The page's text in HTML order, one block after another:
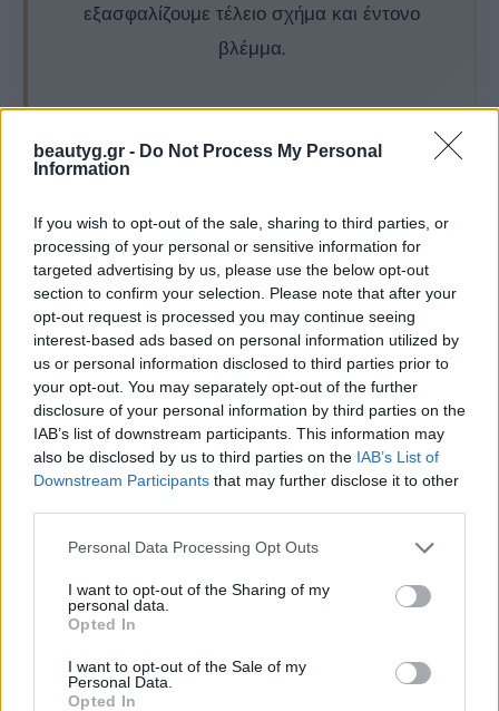
beautyg.gr - Do Not Process My Personal
Information
If you wish to opt-out of the sale, sharing to third parties, or
processing of your personal or sensitive information for
targeted advertising by us, please use the below opt-out
section to confirm your selection. Please note that after your
opt-out request is processed you may continue seeing
interest-based ads based on personal information utilized by
us or personal information disclosed to third parties prior to
your opt-out. You may separately opt-out of the further
disclosure of your personal information by third parties on the
IAB’s list of downstream participants. This information may
also be disclosed by us to third parties on the IAB’s List of
Downstream Participants that may further disclose it to other
Personal Data Processing Opt Outs
I want to opt-out of the Sharing of my
personal data.
Opted In
I want to opt-out of the Sale of my
Personal Data.
Opted In
εξασφαλίζουμε τέλειο σχήμα και έντονο
βλέμμα.
Σχηματισμός Φρυδιών με Κλωστή
Διαμόρφωση Φρυδιών με Laser